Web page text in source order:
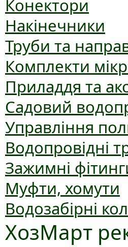
Конектори
Накінечники
Труби та
Комплекти
Приладдя та
Садовий
Управління
Водопровідні
Зажимні
Муфти, хомути
Водозабірні
ХозМарт